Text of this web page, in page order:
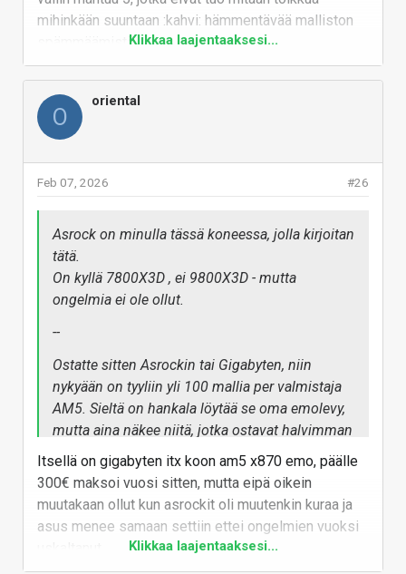
Tilastojen perusteella en kyllä ostaisi sokkona
Gigabyteäkään - jokainen emolevy on oma
Gigabytellä on se ärsyttävä revisio-systeemi, eli
voivat myydä R2.0 versiota lankusta, jossa on
halvemmiksi - ja ajuritkin pitää osata hakea
oikealta sivulta, kun esim. äänipiiri on
Itse suosisin BIOS:in perusteella Asusta, mutta
ne on vähän kalliita ne hyvät mallit. MSI taas on
semmoinen tasainen suorittaja, mutta vaihdoin
mihinkään suuntaan :kahvi: hämmentävää malliston
spämmäämistäKlikkaa laajentaaksesi...
O
oriental
#26
Feb 07, 2026
Asrock on minulla tässä koneessa, jolla kirjoitan
tätä.
On kyllä 7800X3D , ei 9800X3D - mutta
ongelmia ei ole ollut.
--
Ostatte sitten Asrockin tai Gigabyten, niin
nykyään on tyyliin yli 100 mallia per valmistaja
AM5. Sieltä on hankala löytää se oma emolevy,
mutta aina näkee niitä, jotka ostavat halvimman
- ja sitten haukkuvat valmistajan , kun emolevy
oli huono. Erityisesti tätä tuntuu tapahtuvan
Asrockille, kun niillä on niin monta halpamallia
Tilastojen perusteella en kyllä ostaisi sokkona
Itsellä on gigabyten itx koon am5 x870 emo, päälle
300€ maksoi vuosi sitten, mutta eipä oikein
muutakaan ollut kun asrockit oli muutenkin kuraa ja
asus menee samaan settiin ettei ongelmien vuoksi
Klikkaa laajentaaksesi...